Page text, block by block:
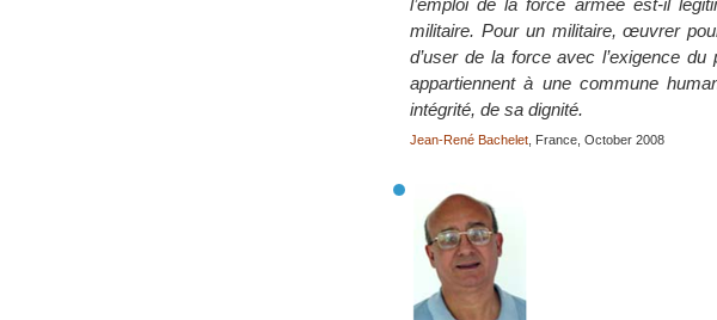
l’emploi de la force armée est-il
militaire. Pour un militaire, œuvrer
d’user de la force avec l’exigence
appartiennent à une commune
intégrité, de sa dignité.
Jean-René Bachelet , France, October 2008